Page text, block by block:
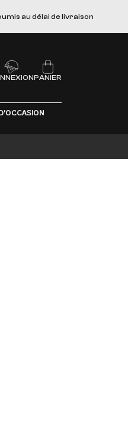
au délai de livraison
PANIER